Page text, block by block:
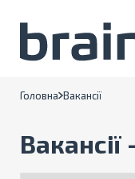
Головна Вакансії